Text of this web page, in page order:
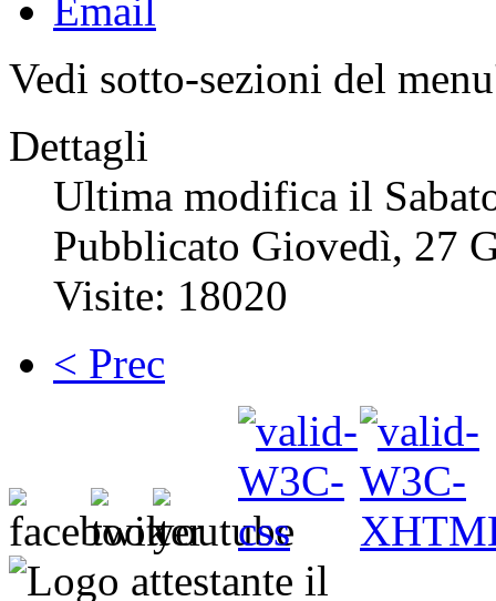
Vedi sotto-sezioni del
Dettagli
Ultima modifica il
Pubblicato Giovedì, 27
Visite: 18020
< Prec